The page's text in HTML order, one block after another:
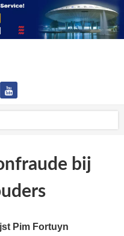
bij
Pim Fortuyn